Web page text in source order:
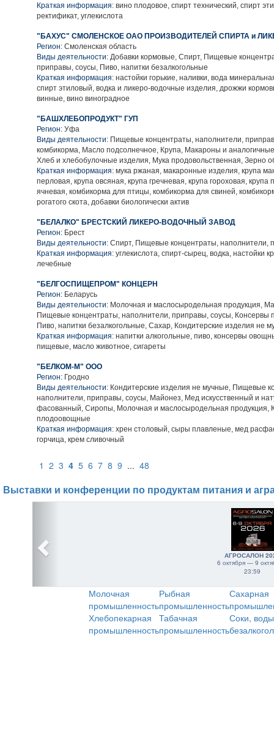
Краткая информация: вино плодовое, спирт технический, спирт
ректификат, углекислота
"БАХУС" СМОЛЕНСКОЕ ОАО ПРОИЗВОДИТЕЛЕЙ СПИРТА и
Регион: Смоленская область
Виды деятельности: Добавки кормовые, Спирт, Пищевые
приправы, соусы, Пиво, напитки безалкогольные
Краткая информация: настойки горькие, наливки, вода
спирт этиловый, водка и ликеро-водочные изделия, дрожжи
винные, вино виноградное
"БАШХЛЕБОПРОДУКТ" ГУП
Регион: Уфа
Виды деятельности: Пищевые концентраты, наполнители,
комбикорма, Масло подсолнечное, Крупа, Макароны и
Хлеб и хлебобулочные изделия, Мука продовольственная, Зерно
Краткая информация: мука ржаная, макаронные изделия, крупа
перловая, крупа овсяная, крупа гречневая, крупа гороховая, крупа
ячневая, комбикорма для птицы, комбикорма для свиней,
рогатого скота, добавки биологически актив
"БЕЛАЛКО" БРЕСТСКИЙ ЛИКЕРО-ВОДОЧНЫЙ ЗАВОД
Регион: Брест
Виды деятельности: Спирт, Пищевые концентраты, наполнители,
Краткая информация: углекислота, спирт-сырец, водка, настойки
лечебные
"БЕЛГОСПИЩЕПРОМ" КОНЦЕРН
Регион: Беларусь
Виды деятельности: Молочная и маслосыродельная продукция,
Пищевые концентраты, наполнители, приправы, соусы, Консервы
Пиво, напитки безалкогольные, Сахар, Кондитерские изделия не
Краткая информация: напитки алкогольные, пиво, консервы
пищевые, масло животное, сигареты
"БЕЛКОМ-М" ООО
Регион: Гродно
Виды деятельности: Кондитерские изделия не мучные, Пищевые
наполнители, приправы, соусы, Майонез, Мед искусственный и
фасованный, Сиропы, Молочная и маслосыродельная продукция,
плодоовощные
Краткая информация: хрен столовый, сыры плавленые, мед
горчица, крем сливочный
1 2 3 4 5 6 7 8 9 ... 48
Выставки и конференции по продуктам питания и
АГРОСАЛОН
6 октября — 9
23:59
Молочная
промышленность
Рыбная
промышленность
Сахарная
Хлебопекарная
промышленность
Табачная
промышленность
Соки,